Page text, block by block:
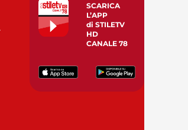
SCARICA
L’APP
di STILETV
HD
CANALE 78